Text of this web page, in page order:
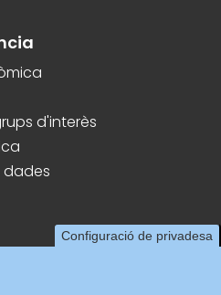
d'interès
dades
Configuració de privadesa